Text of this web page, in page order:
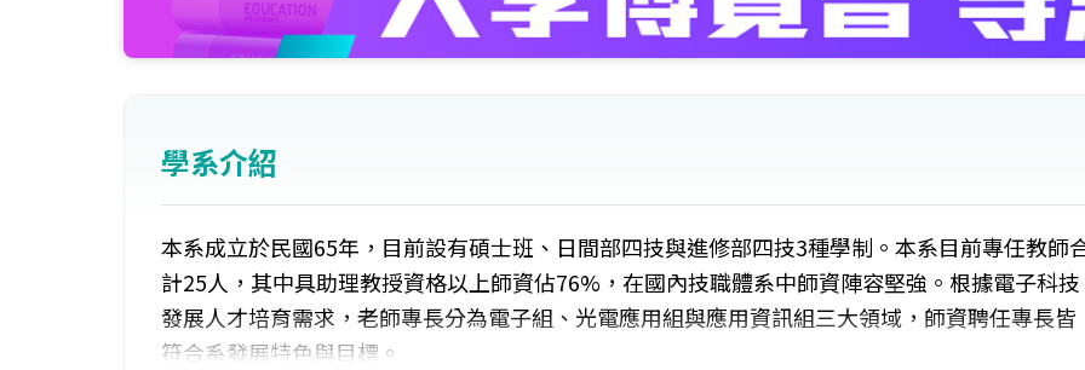
學系介紹
本系成立於民國65年，目前設有碩士班、日間部四技與進修部四技3種學制。本系目前專任教師
計25人，其中具助理教授資格以上師資佔76%，在國內技職體系中師資陣容堅強。根據電子科技
發展人才培育需求，老師專長分為電子組、光電應用組與應用資訊組三大領域，師資聘任專長皆
符合系發展特色與目標。